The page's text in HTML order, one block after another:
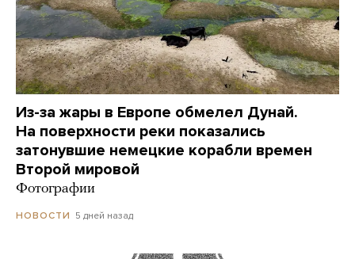
Из-за жары в Европе обмелел Дунай.
На поверхности реки показались
затонувшие немецкие корабли времен
Второй мировой
Фотографии
НОВОСТИ 5 дней назад